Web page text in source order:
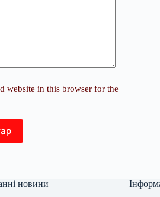
website in this browser for the
новини